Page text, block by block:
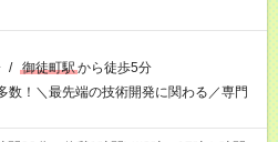
/ 御徒町駅から徒歩5分
数！＼最先端の技術開発に関わる／専門